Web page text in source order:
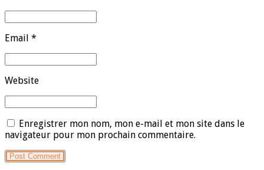
Email *
Website
Enregistrer mon nom, mon e-mail et mon site dans le
navigateur pour mon prochain commentaire.
Post Comment